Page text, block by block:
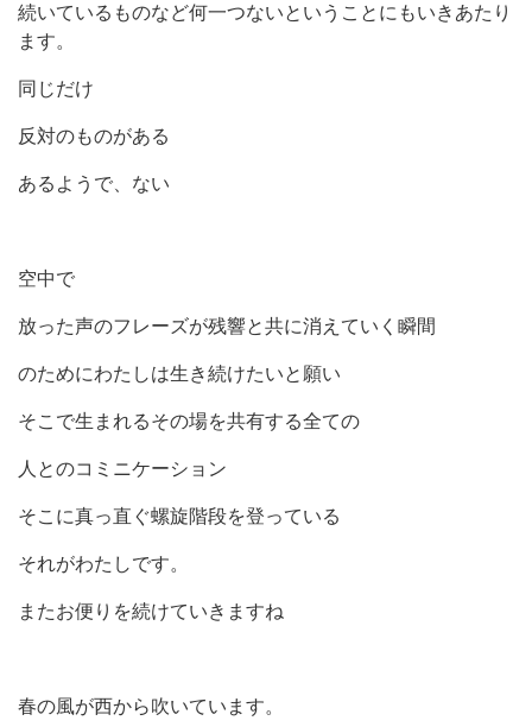
続いているものなど何一つないということにもいきあたり
ます。
同じだけ
反対のものがある
あるようで、ない
空中で
放った声のフレーズが残響と共に消えていく瞬間
のためにわたしは生き続けたいと願い
そこで生まれるその場を共有する全ての
人とのコミニケーション
そこに真っ直ぐ螺旋階段を登っている
それがわたしです。
またお便りを続けていきますね
春の風が西から吹いています。